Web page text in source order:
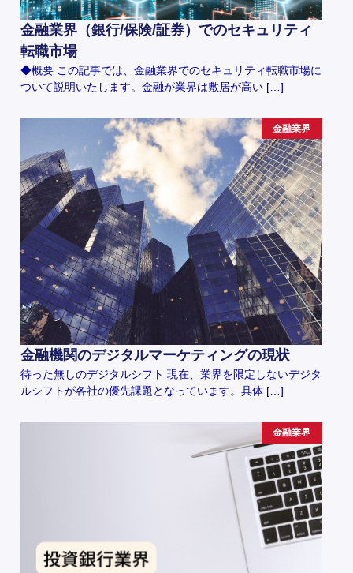
金融業界（銀行/保険/証券）でのセキュリティ
転職市場
◆概要 この記事では、金融業界でのセキュリティ転職市場に
ついて説明いたします。金融が業界は敷居が高い […]
金融業界
金融機関のデジタルマーケティングの現状
待った無しのデジタルシフト 現在、業界を限定しないデジタ
ルシフトが各社の優先課題となっています。具体 […]
金融業界